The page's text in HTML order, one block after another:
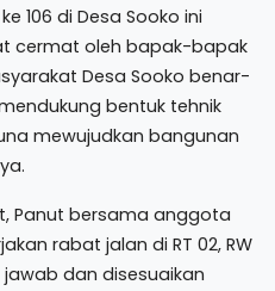
106 di Desa Sooko ini
cermat oleh bapak-bapak
Desa Sooko benar-
bentuk tehnik
mewujudkan bangunan
Panut bersama anggota
rabat jalan di RT 02, RW
dan disesuaikan